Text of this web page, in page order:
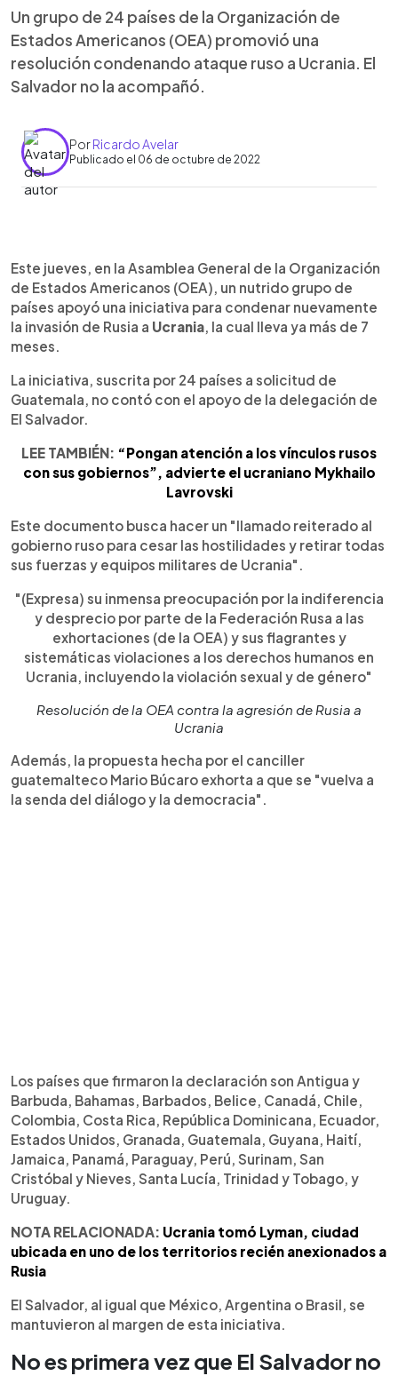
Un grupo de 24 países de la Organización de
Estados Americanos (OEA) promovió una
resolución condenando ataque ruso a Ucrania. El
Salvador no la acompañó.
PorRicardo Avelar
Publicado el 06 de octubre de 2022
Escuchar artículo
Este jueves, en la Asamblea General de la Organización
de Estados Americanos (OEA), un nutrido grupo de
países apoyó una iniciativa para condenar nuevamente
la invasión de Rusia a Ucrania , la cual lleva ya más de 7
meses.
La iniciativa, suscrita por 24 países a solicitud de
Guatemala, no contó con el apoyo de la delegación de
El Salvador.
LEE TAMBIÉN: “Pongan atención a los vínculos rusos
con sus gobiernos”, advierte el ucraniano Mykhailo
Lavrovski
Este documento busca hacer un "llamado reiterado al
gobierno ruso para cesar las hostilidades y retirar todas
sus fuerzas y equipos militares de Ucrania".
"(Expresa) su inmensa preocupación por la indiferencia
y desprecio por parte de la Federación Rusa a las
exhortaciones (de la OEA) y sus flagrantes y
sistemáticas violaciones a los derechos humanos en
Ucrania, incluyendo la violación sexual y de género"
Resolución de la OEA contra la agresión de Rusia a
Ucrania
Además, la propuesta hecha por el canciller
guatemalteco Mario Búcaro exhorta a que se "vuelva a
la senda del diálogo y la democracia".
Los países que firmaron la declaración son Antigua y
Barbuda, Bahamas, Barbados, Belice, Canadá, Chile,
Colombia, Costa Rica, República Dominicana, Ecuador,
Estados Unidos, Granada, Guatemala, Guyana, Haití,
Jamaica, Panamá, Paraguay, Perú, Surinam, San
Cristóbal y Nieves, Santa Lucía, Trinidad y Tobago, y
Uruguay.
NOTA RELACIONADA: Ucrania tomó Lyman, ciudad
ubicada en uno de los territorios recién anexionados a
Rusia
El Salvador, al igual que México, Argentina o Brasil, se
mantuvieron al margen de esta iniciativa.
No es primera vez que El Salvador no